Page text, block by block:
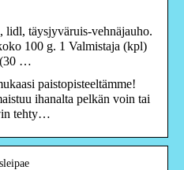
lidl, täysjyväruis-vehnäjauho.
100 g. 1 Valmistaja (kpl)
(30 …
paistopisteeltämme!
ihanalta pelkän voin tai
tehty…